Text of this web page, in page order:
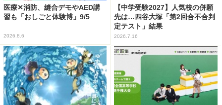
医療✕消防、縫合デモやAED講
習も「おしごと体験博」9/5
2026.8.6
【中学受験2027】人気校の併願
先は…四谷大塚「第2回合不合判
定テスト」結果
2026.7.16